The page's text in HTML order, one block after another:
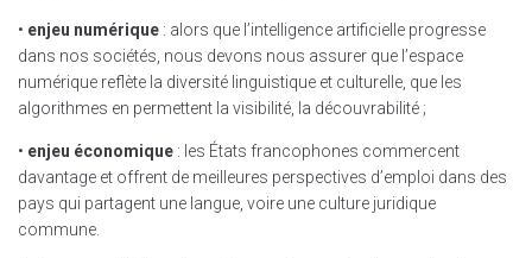
• enjeu numérique : alors que l’intelligence artificielle progresse
dans nos sociétés, nous devons nous assurer que l’espace
numérique reflète la diversité linguistique et culturelle, que les
algorithmes en permettent la visibilité, la découvrabilité ;
• enjeu économique : les États francophones commercent
davantage et offrent de meilleures perspectives d’emploi dans des
pays qui partagent une langue, voire une culture juridique
commune.